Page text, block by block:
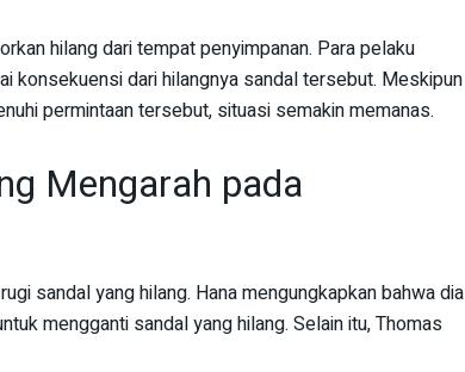
hilang dari tempat penyimpanan. Para pelaku
konsekuensi dari hilangnya sandal tersebut. Meskipun
permintaan tersebut, situasi semakin memanas.
Mengarah pada
sandal yang hilang. Hana mengungkapkan bahwa dia
mengganti sandal yang hilang. Selain itu, Thomas